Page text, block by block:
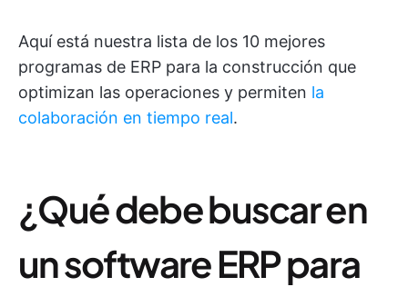
Aquí está nuestra lista de los 10 mejores
programas de ERP para la construcción que
optimizan las operaciones y permiten la
colaboración en tiempo real.
¿Qué debe buscar en
un software ERP para